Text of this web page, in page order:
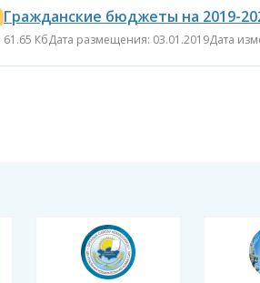
Гражданские бюджеты на 2019-
61.65 КбДата размещения: 03.01.2019Дата